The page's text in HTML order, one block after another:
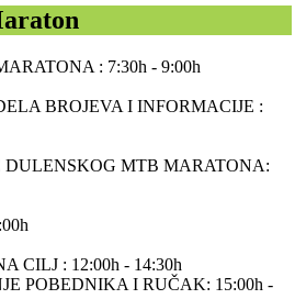
: 7:30h - 9:00h
BROJEVA I INFORMACIJE :
DULENSKOG MTB MARATONA:
CILJ : 12:00h - 14:30h
POBEDNIKA I RUČAK: 15:00h -